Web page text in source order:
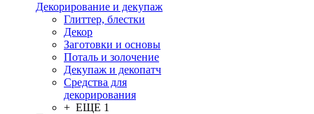
Декорирование и декупаж
Глиттер, блестки
Декор
Заготовки и основы
Поталь и золочение
Декупаж и декопатч
Средства для
декорирования
+ ЕЩЕ 1